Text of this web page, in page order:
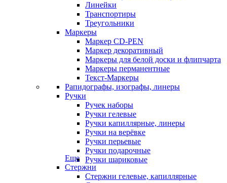
Линейки
Транспортиры
Треугольники
Маркеры
Маркер CD-PEN
Маркер декоративный
Маркеры для белой доски и флипчарта
Маркеры перманентные
Текст-Маркеры
Рапидографы, изографы, линеры
Ручки
Ручек наборы
Ручки гелевые
Ручки капиллярные, линеры
Ручки на верёвке
Ручки перьевые
Ручки подарочные
Ручки шариковые
Еще
Стержни
Стержни гелевые, капиллярные